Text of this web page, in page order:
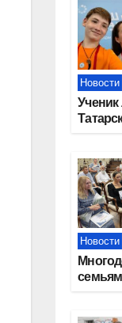
отрасли
Новости
Ученик
Новости
семьям